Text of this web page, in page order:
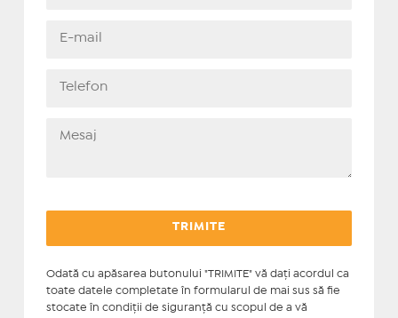
Odată cu apăsarea butonului "TRIMITE" vă daţi acordul ca
toate datele completate în formularul de mai sus să fie
stocate în condiţii de siguranţă cu scopul de a vă